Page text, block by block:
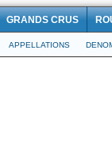
GRANDS CRUS
APPELLATIONS